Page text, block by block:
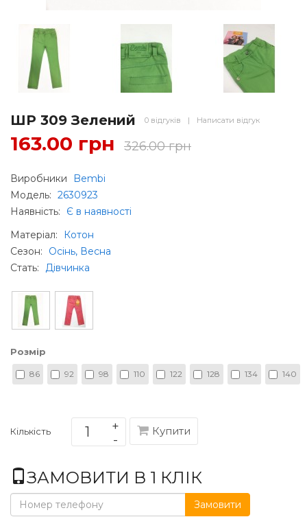
ШР 309 Зелений 0 відгуків | Написати відгук
163.00 грн 326.00 грн
Виробники
Bembi
Модель: 2630923
Наявність:
Є в наявності
Матеріал:
Котон
Сезон:
Осінь, Весна
Стать: Дівчинка
Розмір
86 92 98 110 122 128 134 140
Кількість Купити
ЗАМОВИТИ В 1 КЛІК
Замовити